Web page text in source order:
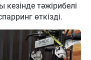
тәжірибелі
өткізді.